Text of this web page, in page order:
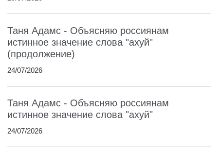
Таня Адамс - Объясняю россиянам
истинное значение слова "ахуй"
(продолжение)
24/07/2026
Таня Адамс - Объясняю россиянам
истинное значение слова "ахуй"
24/07/2026